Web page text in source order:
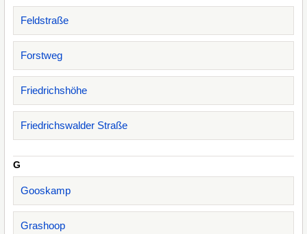
Feldstraße
Forstweg
Friedrichshöhe
Friedrichswalder Straße
G
Gooskamp
Grashoop